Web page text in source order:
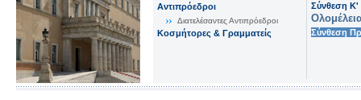
Αντιπρόεδροι
Διατελέσαντες Αντιπρόεδροι
Κοσμήτορες & Γραμματείς
Σύνθεση K'
Σύνθεση